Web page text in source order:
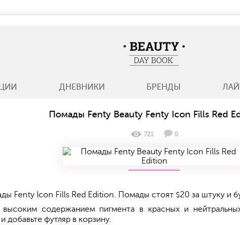
ДНЕВНИКИ БРЕНДЫ
BeautyDayBook
Помады Fenty Beauty Fenty Icon Fills Red
721 0
Fenty Icon Fills Red Edition. Помады стоят $20 за штуку и
высоким содержанием пигмента в красных и
добавьте футляр в корзину.